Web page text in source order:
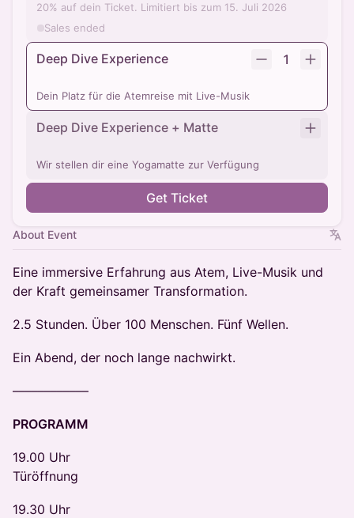
20% auf dein Ticket. Limitiert bis zum 15. Juli 2026
Sales ended
Deep Dive Experience 1
Dein Platz für die Atemreise mit Live-Musik
Deep Dive Experience + Matte
Wir stellen dir eine Yogamatte zur Verfügung
Get Ticket
About Event
Eine immersive Erfahrung aus Atem, Live-Musik und
der Kraft gemeinsamer Transformation.
2.5 Stunden. Über 100 Menschen. Fünf Wellen.
Ein Abend, der noch lange nachwirkt.
––––––––––––
PROGRAMM
19.00 Uhr
Türöffnung
19.30 Uhr